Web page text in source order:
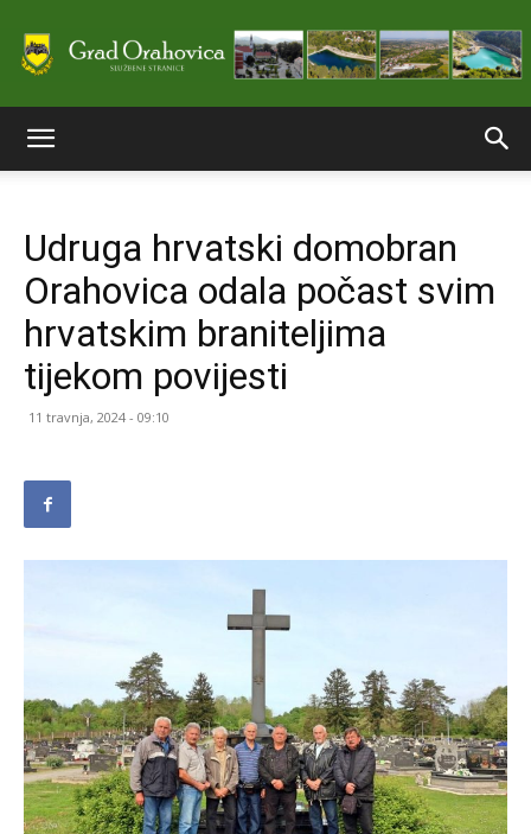
stranice
Grada
Udruga hrvatski domobran
Orahovica odala počast svim
hrvatskim braniteljima
tijekom povijesti
11 travnja, 2024 - 09:10